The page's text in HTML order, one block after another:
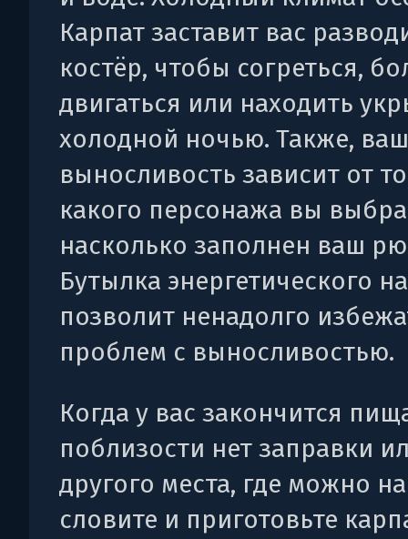
Карпат заставит вас
костёр, чтобы согреться,
двигаться или находить
холодной ночью. Также,
выносливость зависит от
какого персонажа вы
насколько заполнен ваш
Бутылка энергетического
позволит ненадолго
проблем с выносливостью.
Когда у вас закончится
поблизости нет заправки
другого места, где можно
словите и приготовьте